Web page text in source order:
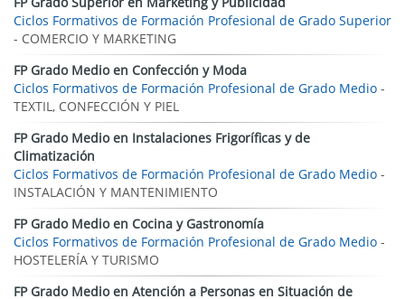
Ciclos Formativos de Formación Profesional de Grado Superior
- COMERCIO Y MARKETING
FP Grado Medio en Confección y Moda
Ciclos Formativos de Formación Profesional de Grado Medio -
TEXTIL, CONFECCIÓN Y PIEL
FP Grado Medio en Instalaciones Frigoríficas y de
Climatización
Ciclos Formativos de Formación Profesional de Grado Medio -
INSTALACIÓN Y MANTENIMIENTO
FP Grado Medio en Cocina y Gastronomía
Ciclos Formativos de Formación Profesional de Grado Medio -
HOSTELERÍA Y TURISMO
FP Grado Medio en Atención a Personas en Situación de